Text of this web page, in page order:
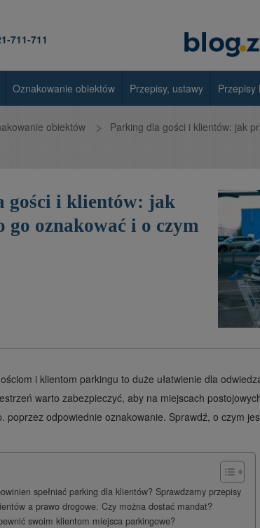
711-711
Oznakowanie obiektów Przepisy, ustawy Przepisy
obiektów Parking dla gości i klientów: jak
gości i klientów: jak
go oznakować i o czym
i klientom parkingu to duże ułatwienie dla
warto zabezpieczyć, aby na miejscach
poprzez odpowiednie oznakowanie. Sprawdź, o czym
spełniać parking dla klientów? Sprawdzamy przepisy
a prawo drogowe. Czy można dostać mandat?
swoim klientom miejsca parkingowe?